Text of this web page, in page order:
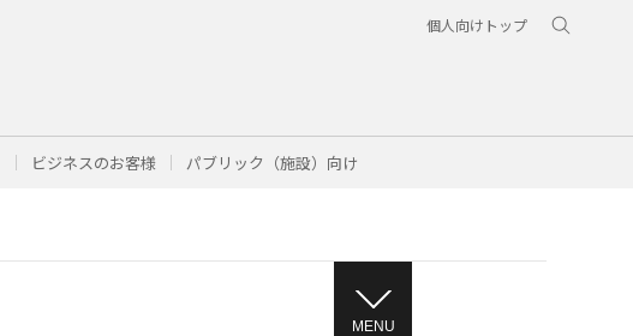
個人向けトップ
ビジネスのお客様 パブリック（施設）向け
MENU